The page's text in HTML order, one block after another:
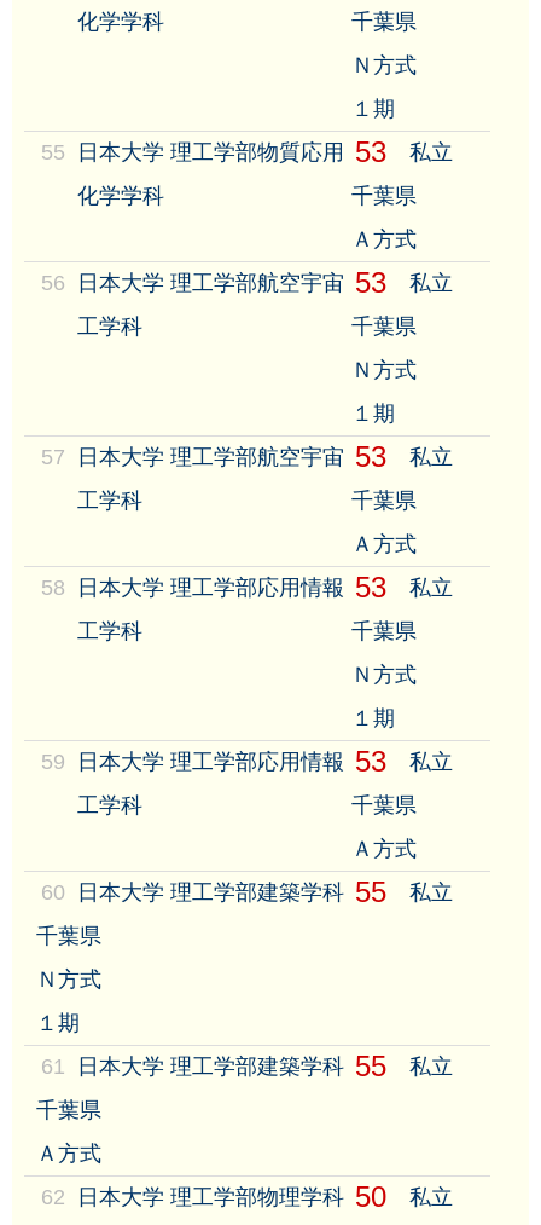
化学学科
千葉県
Ｎ方式
１期
55
日本大学 理工学部物質応用
化学学科
53
私立
千葉県
Ａ方式
56
日本大学 理工学部航空宇宙
工学科
53
私立
千葉県
Ｎ方式
１期
57
日本大学 理工学部航空宇宙
工学科
53
私立
千葉県
Ａ方式
58
日本大学 理工学部応用情報
工学科
53
私立
千葉県
Ｎ方式
１期
59
日本大学 理工学部応用情報
工学科
53
私立
千葉県
Ａ方式
60
日本大学 理工学部建築学科 55
私立
千葉県
Ｎ方式
１期
61
日本大学 理工学部建築学科 55
私立
千葉県
Ａ方式
62
日本大学 理工学部物理学科 50 私立